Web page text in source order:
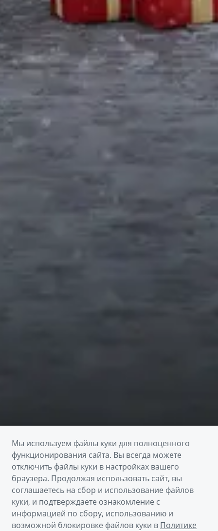
Мы используем файлы куки для полноценного
функционирования сайта. Вы всегда можете
отключить файлы куки в настройках вашего
браузера. Продолжая использовать сайт, вы
соглашаетесь на сбор и использование файлов
куки, и подтверждаете ознакомление с
информацией по сбору, использованию и
возможной блокировке файлов куки в Политике